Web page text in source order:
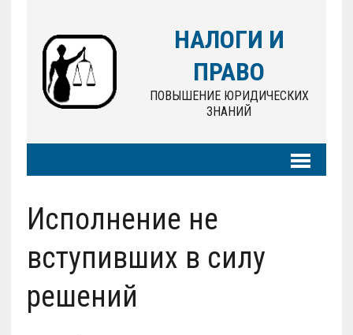
НАЛОГИ И
ПРАВО
ПОВЫШЕНИЕ ЮРИДИЧЕСКИХ
ЗНАНИЙ
Исполнение не
вступивших в силу
решений